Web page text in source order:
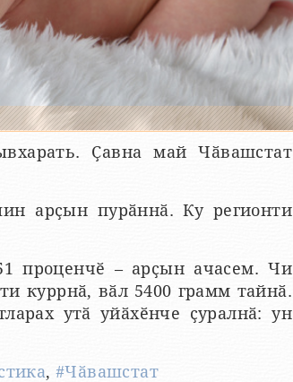
Ҫавна май Чӑвашстат
арҫын пурӑннӑ. Ку регионти
проценчӗ – арҫын ачасем. Чи
куррнӑ, вӑл 5400 грамм тайнӑ.
утӑ уйӑхӗнче ҫуралнӑ: ун
,#Чӑвашстат